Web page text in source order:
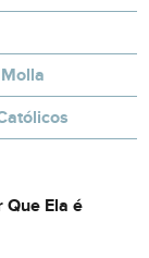
Que Ela é